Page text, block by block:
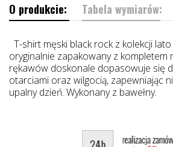
O produkcie: Tabela wymiarów:
T-shirt męski black rock z kolekcji
oryginalnie zapakowany z kompletem
rękawów doskonale dopasowuje się
otarciami oraz wilgocią, zapewniając
upalny dzień. Wykonany z bawełny.